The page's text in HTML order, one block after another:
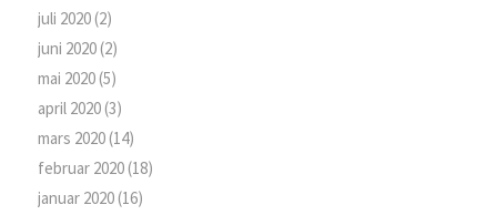
juli 2020(2)
juni 2020(2)
mai 2020(5)
april 2020(3)
mars 2020(14)
februar 2020(18)
januar 2020(16)